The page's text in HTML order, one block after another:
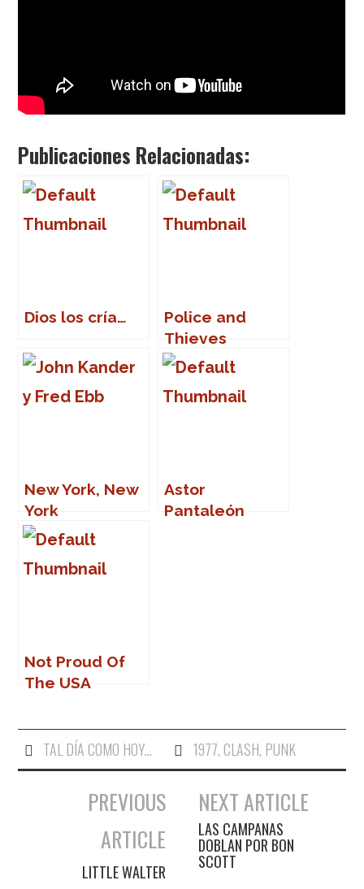
Publicaciones Relacionadas:
Dios los cría…
Police and
Thieves
New York, New
York
Astor
Pantaleón
Not Proud Of
The USA
TAL DÍA COMO HOY... 1977, CLASH, PUNK
Navegación de entradas
PREVIOUS
ARTICLE
LITTLE WALTER
NEXT ARTICLE
LAS CAMPANAS
DOBLAN POR BON
SCOTT